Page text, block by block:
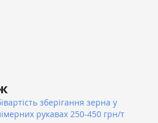
зберігання зерна у
рукавах 250-450 грн/т